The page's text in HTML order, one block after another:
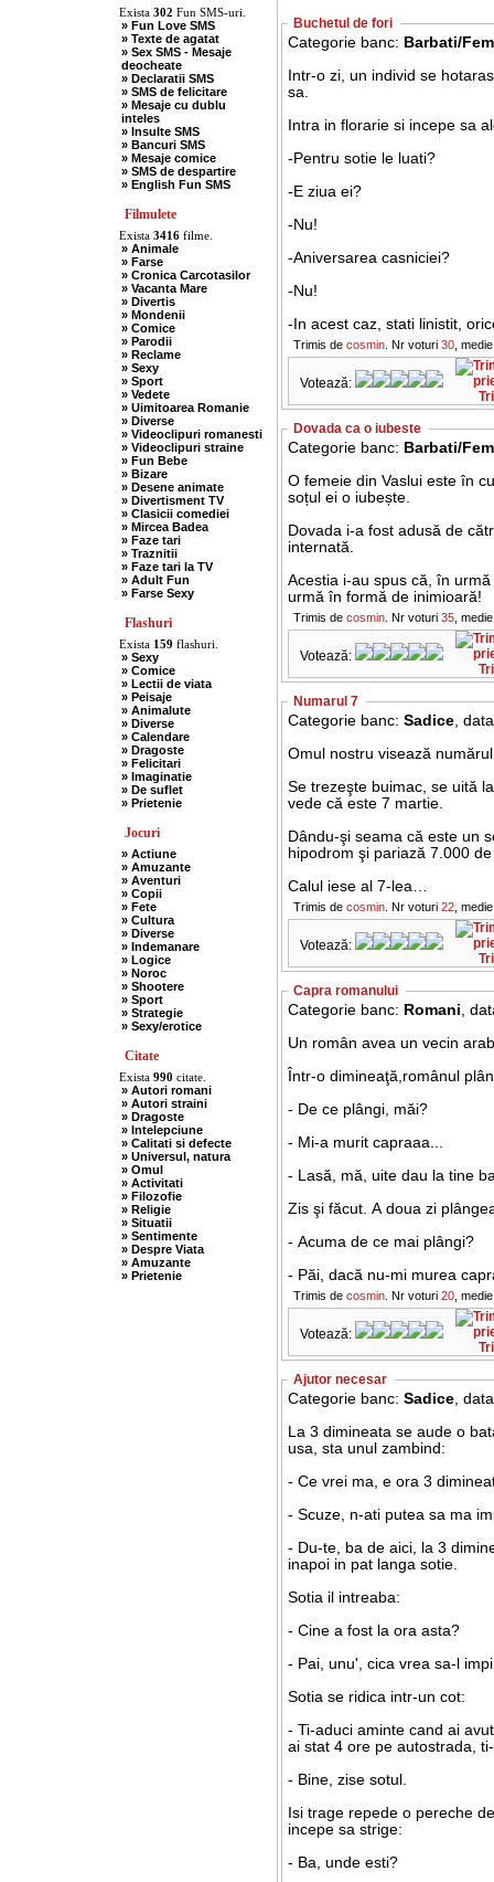
» Umor Negru
» Vanatori
Exista 302 Fun SMS-uri.
» Fun Love SMS
» Texte de agatat
» Sex SMS - Mesaje
deocheate
» Declaratii SMS
» SMS de felicitare
» Mesaje cu dublu
inteles
» Insulte SMS
» Bancuri SMS
» Mesaje comice
» SMS de despartire
» English Fun SMS
Filmulete
Exista 3416filme.
» Animale
» Farse
» Cronica Carcotasilor
» Vacanta Mare
» Divertis
» Mondenii
» Comice
» Parodii
» Reclame
» Sexy
» Sport
» Vedete
» Uimitoarea Romanie
» Diverse
» Videoclipuri romanesti
» Videoclipuri straine
» Fun Bebe
» Bizare
» Desene animate
» Divertisment TV
» Clasicii comediei
» Mircea Badea
» Faze tari
» Traznitii
» Faze tari la TV
» Adult Fun
» Farse Sexy
Flashuri
Exista 159 flashuri.
» Sexy
» Comice
» Lectii de viata
» Peisaje
» Animalute
» Diverse
» Calendare
» Dragoste
» Felicitari
» Imaginatie
» De suflet
» Prietenie
Jocuri
» Actiune
» Amuzante
» Aventuri
» Copii
» Fete
» Cultura
» Diverse
» Indemanare
» Logice
» Noroc
» Shootere
» Sport
» Strategie
» Sexy/erotice
Citate
Exista 990 citate.
» Autori romani
» Autori straini
» Dragoste
» Intelepciune
» Calitati si defecte
» Universul, natura
» Omul
» Activitati
» Filozofie
» Religie
» Situatii
» Sentimente
» Despre Viata
» Amuzante
» Prietenie
Buchetul de fori
Categorie banc: Barbati/
Intr-o zi, un individ se
sa.
Intra in florarie si incepe sa
-Pentru sotie le luati?
-E ziua ei?
-Nu!
-Aniversarea casniciei?
-Nu!
-In acest caz, stati linistit,
Trimis de cosmin. Nr voturi 30,
Votează:
Dovada ca o iubeste
Categorie banc: Barbati/
O femeie din Vaslui este în
soțul ei o iubește.
Dovada i-a fost adusă de
internată.
Acestia i-au spus că, în
urmă în formă de inimioară!
Trimis de cosmin. Nr voturi 35,
Votează:
Numarul 7
Categorie banc: Sadice,
Omul nostru visează
Se trezeşte buimac, se uită
vede că este 7 martie.
Dându-şi seama că este un
hipodrom şi pariază 7.000
Calul iese al 7-lea…
Trimis de cosmin. Nr voturi 22,
Votează:
Capra romanului
Categorie banc: Romani,
Un român avea un vecin
Într-o dimineaţă,românul
- De ce plângi, măi?
- Mi-a murit capraaa...
- Lasă, mă, uite dau la tine
Zis şi făcut. A doua zi
- Acuma de ce mai plângi?
- Păi, dacă nu-mi murea
Trimis de cosmin. Nr voturi 20,
Votează:
Ajutor necesar
Categorie banc: Sadice,
La 3 dimineata se aude o
usa, sta unul zambind:
- Ce vrei ma, e ora 3
- Scuze, n-ati putea sa ma
- Du-te, ba de aici, la 3
inapoi in pat langa sotie.
Sotia il intreaba:
- Cine a fost la ora asta?
- Pai, unu', cica vrea sa-l
Sotia se ridica intr-un cot:
- Ti-aduci aminte cand ai
ai stat 4 ore pe autostrada,
- Bine, zise sotul.
Isi trage repede o pereche
incepe sa strige:
- Ba, unde esti?